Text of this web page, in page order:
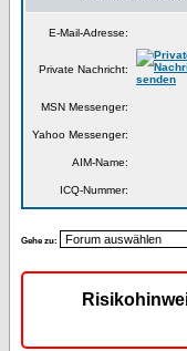
E-Mail-Adresse:
Private Nachricht:
MSN Messenger:
Yahoo Messenger:
AIM-Name:
ICQ-Nummer:
Gehe zu: